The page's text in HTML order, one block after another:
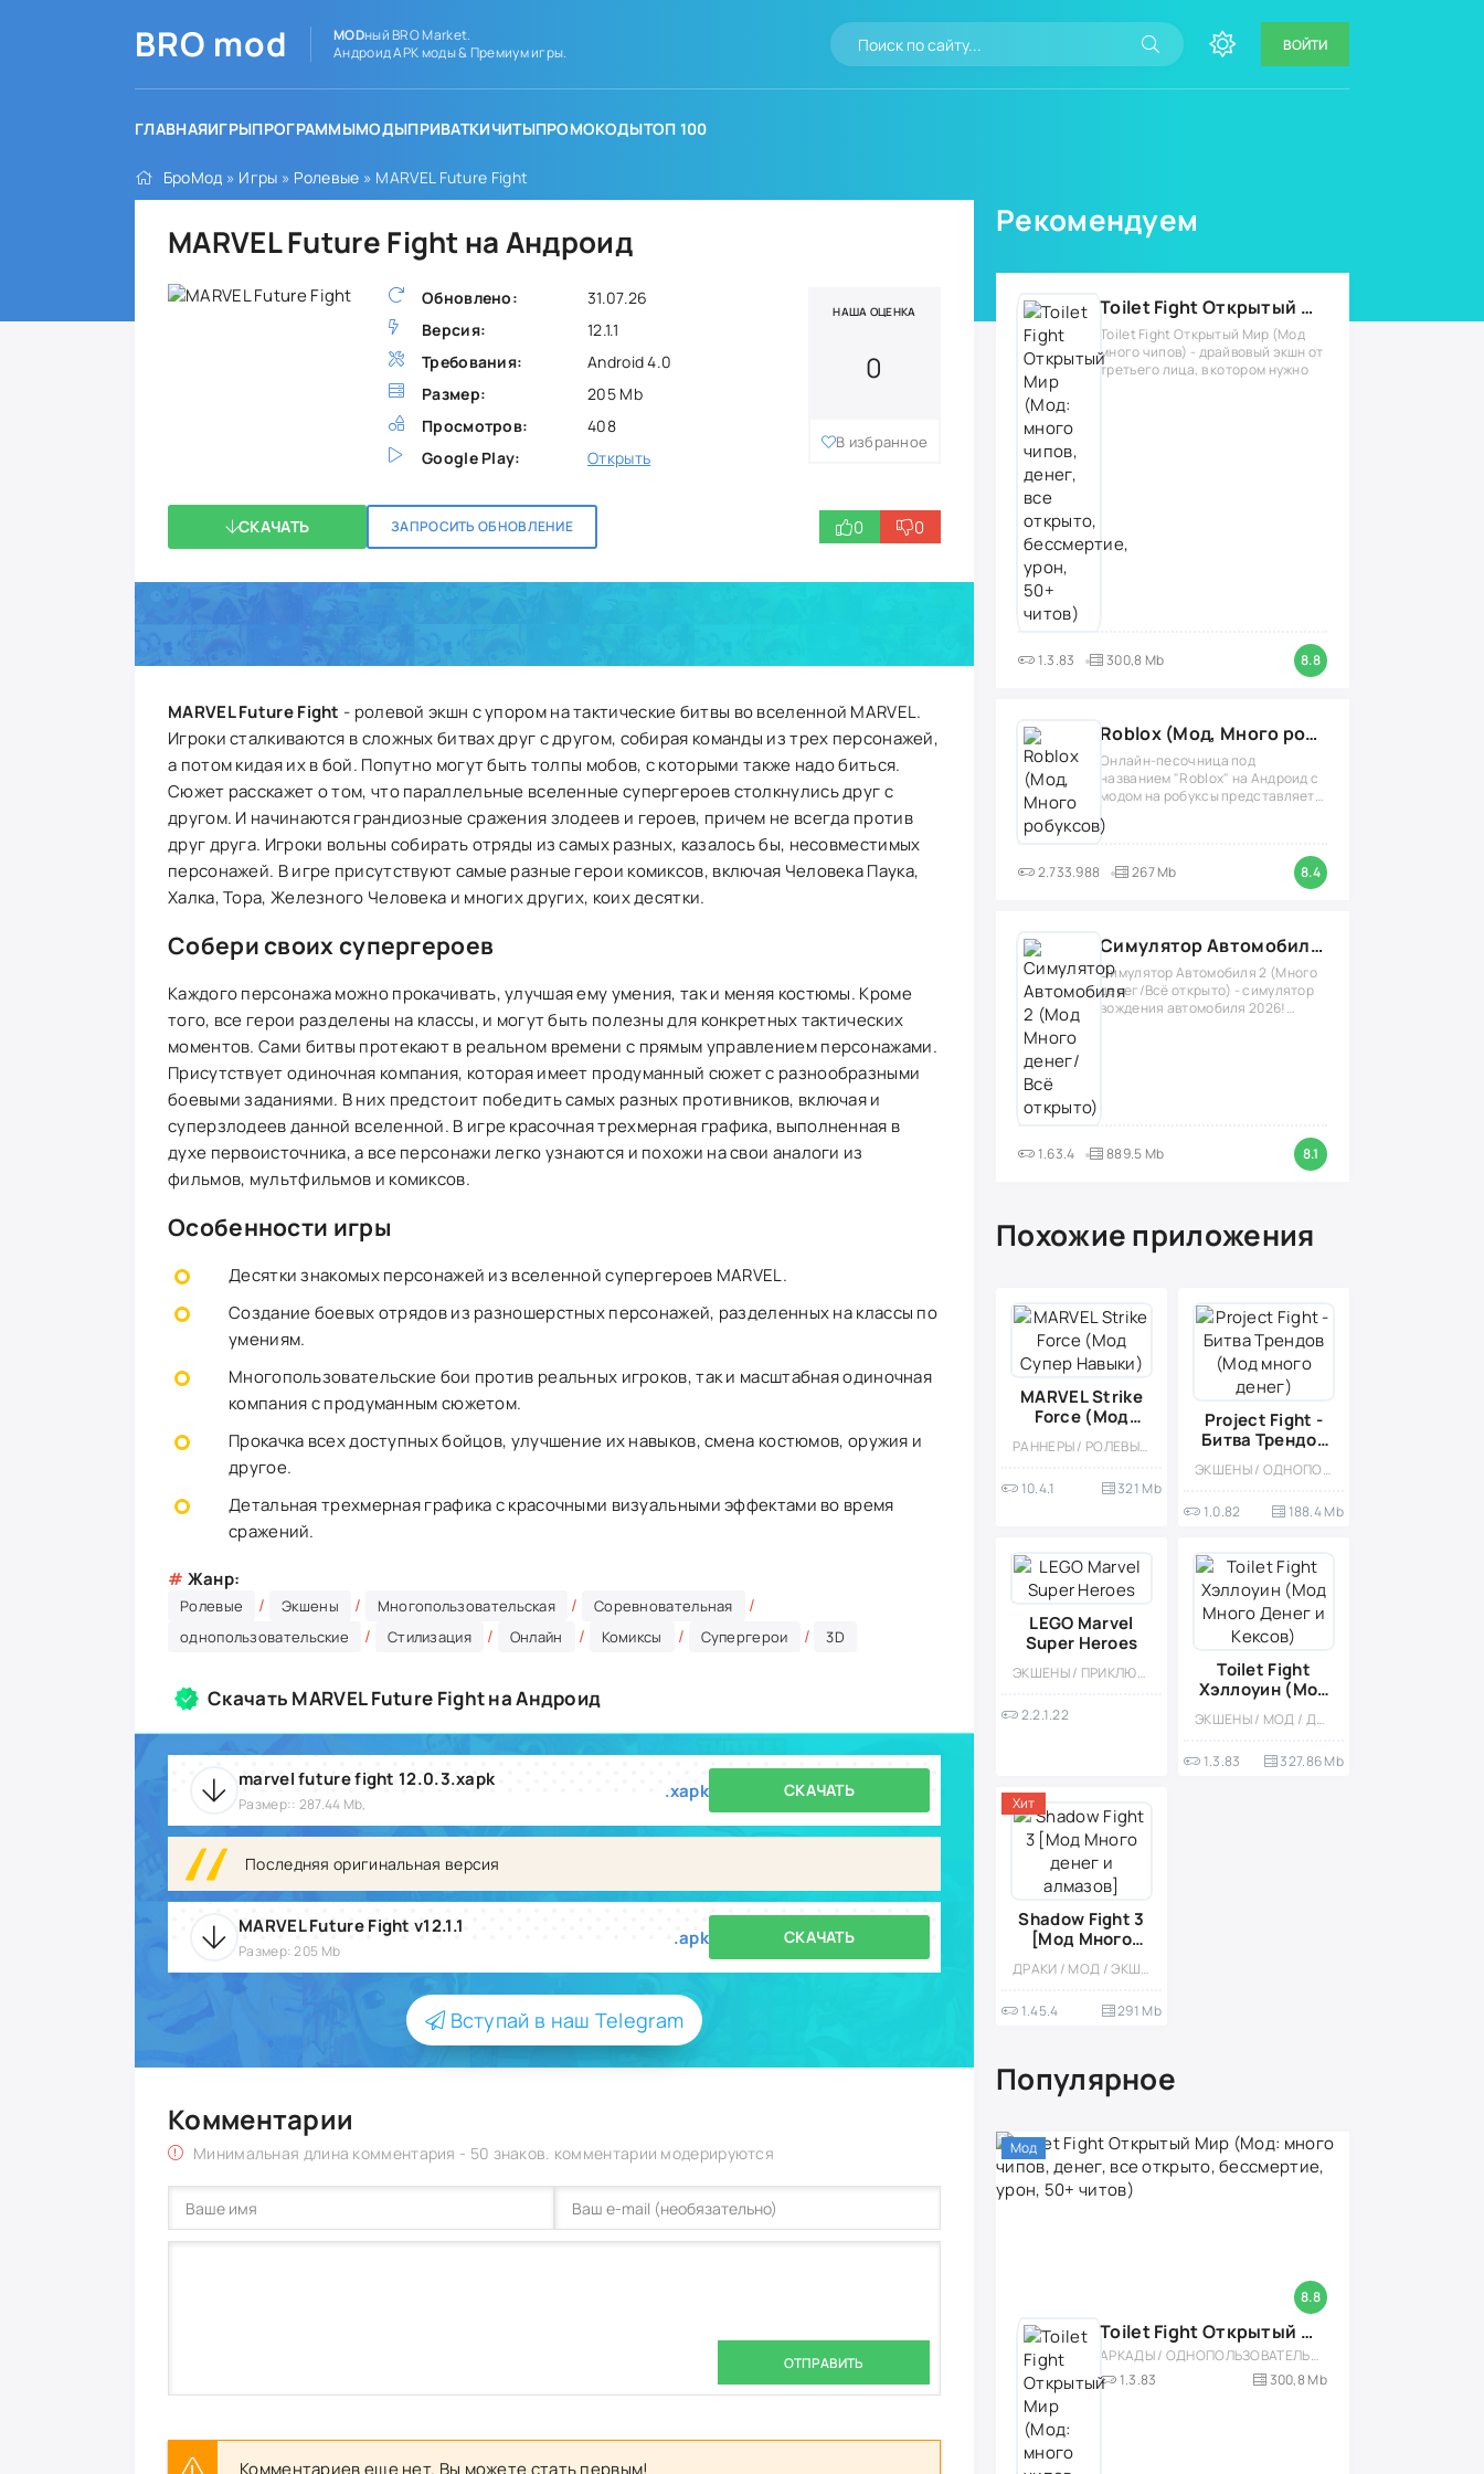
BRO mod MODный BRO Market.
Андроид APK моды & Премиум игры.
ВОЙТИ
ГЛАВНАЯИГРЫПРОГРАММЫМОДЫПРИВАТКИЧИТЫПРОМОКОДЫТОП 100
БроМод » Игры » Ролевые » MARVEL Future Fight
MARVEL Future Fight на Андроид
Обновлено:
31.07.26
Версия:
12.1.1
Требования:
Android 4.0
Размер:
205 Mb
Просмотров:
408
Google Play:
Открыть
НАША ОЦЕНКА
0
В избранное
СКАЧАТЬ ЗАПРОСИТЬ ОБНОВЛЕНИЕ 0 0
MARVEL Future Fight - ролевой экшн с упором на тактические битвы во вселенной MARVEL.
Игроки сталкиваются в сложных битвах друг с другом, собирая команды из трех персонажей,
а потом кидая их в бой. Попутно могут быть толпы мобов, с которыми также надо биться.
Сюжет расскажет о том, что параллельные вселенные супергероев столкнулись друг с
другом. И начинаются грандиозные сражения злодеев и героев, причем не всегда против
друг друга. Игроки вольны собирать отряды из самых разных, казалось бы, несовместимых
персонажей. В игре присутствуют самые разные герои комиксов, включая Человека Паука,
Халка, Тора, Железного Человека и многих других, коих десятки.
Собери своих супергероев
Каждого персонажа можно прокачивать, улучшая ему умения, так и меняя костюмы. Кроме
того, все герои разделены на классы, и могут быть полезны для конкретных тактических
моментов. Сами битвы протекают в реальном времени с прямым управлением персонажами.
Присутствует одиночная компания, которая имеет продуманный сюжет с разнообразными
боевыми заданиями. В них предстоит победить самых разных противников, включая и
суперзлодеев данной вселенной. В игре красочная трехмерная графика, выполненная в
духе первоисточника, а все персонажи легко узнаются и похожи на свои аналоги из
фильмов, мультфильмов и комиксов.
Особенности игры
Десятки знакомых персонажей из вселенной супергероев MARVEL.
Создание боевых отрядов из разношерстных персонажей, разделенных на классы по
умениям.
Многопользовательские бои против реальных игроков, так и масштабная одиночная
компания с продуманным сюжетом.
Прокачка всех доступных бойцов, улучшение их навыков, смена костюмов, оружия и
другое.
Детальная трехмерная графика с красочными визуальными эффектами во время
сражений.
# Жанр:
Ролевые / Экшены / Многопользовательская / Соревновательная /
однопользовательские / Стилизация / Онлайн / Комиксы / Супергерои / 3D
Скачать MARVEL Future Fight на Андроид
marvel future fight 12.0.3.xapk
Размер:: 287.44 Mb,
.xapk СКАЧАТЬ
Последняя оригинальная версия
MARVEL Future Fight v12.1.1
Размер: 205 Mb
.apk СКАЧАТЬ
Вступай в наш Telegram
Комментарии
Минимальная длина комментария - 50 знаков. комментарии модерируются
ОТПРАВИТЬ
Комментариев еще нет. Вы можете стать первым!
Рекомендуем
Toilet Fight Открытый Мир (Мод: много чипов, денег, все открыто, бессмертие, урон, 50+ читов)
Toilet Fight Открытый Мир (Мод
много чипов) - драйвовый экшн от
третьего лица, в котором нужно
1.3.83 300,8 Mb 8.8
Roblox (Мод, Много робуксов)
Онлайн-песочница под
названием "Roblox" на Андроид с
модом на робуксы представляет
собой
2.733.988 267 Mb 8.4
Симулятор Автомобиля 2 (Мод Много денег/Всё открыто)
Симулятор Автомобиля 2 (Много
денег/Всё открыто) - симулятор
вождения автомобиля 2026!
1.63.4 889.5 Mb 8.1
Похожие приложения
MARVEL Strike
Force (Мод
Супер Навыки)РАННЕРЫ / РОЛЕВЫЕ / ПОШАГОВЫЕ / ОДНОПОЛЬЗОВАТЕЛЬСКИЕ / СТИЛИЗАЦИЯ / МОД / КОМИКСЫ / СУПЕРГЕРОИ / ТАКТИЧЕСКИЕ
10.4.1 321 Mb
Project Fight -
Битва Трендов
(Мод много
денег)
ЭКШЕНЫ / ОДНОПОЛЬЗОВАТЕЛЬСКИЕ / АРКАДЫ / КАЗУАЛЬНЫЕ / 3D / ВСТРОЕННЫЙ КЕШ / МОД
1.0.82 188.4 Mb
LEGO Marvel
Super Heroes
ЭКШЕНЫ / ПРИКЛЮЧЕНИЕ / ПЛАТНАЯ / КАЗУАЛЬНЫЕ / ОДНОПОЛЬЗОВАТЕЛЬСКИЕ / СТИЛИЗАЦИЯ / ОФЛАЙН / БОЛЬШАЯ / СУПЕРГЕРОИ / КОМИКСЫ / МОД / АРКАДЫ / ПЛАТФОРМЕРЫ / ГОЛОВОЛОМКИ
2.2.1.22
Toilet Fight
Хэллоуин (Мод
Много Денег и
Кексов)
ЭКШЕНЫ / МОД / ДРАКИ / КАЗУАЛЬНЫЕ / ОДНОПОЛЬЗОВАТЕЛЬСКИЕ / СТИЛИЗАЦИЯ / ОФЛАЙН / ДЛЯ ДЕТЕЙ / ВЕСЁЛАЯ / ВСТРОЕННЫЙ КЕШ / ТУАЛЕТНЫЕ ВОЙНЫ
1.3.83 327.86 Mb
Shadow Fight 3
[Мод Много
денег и
алмазов]
ДРАКИ / МОД / ЭКШЕНЫ / КАЗУАЛЬНЫЕ / ОДНОПОЛЬЗОВАТЕЛЬСКИЕ / СТИЛИЗАЦИЯ / ВИД СБОКУ / ОФЛАЙН / БОССЫ / ВСТРОЕННЫЙ КЕШ / ФЭНТЕЗИ
1.45.4 291 Mb
Хит
Популярное
8.8
Мод
Toilet Fight Открытый Мир (Мод: много чипов, денег, все открыто, бессмертие, урон, 50+ читов)
АРКАДЫ / ОДНОПОЛЬЗОВАТЕЛЬСКИЕ / ОФЛАЙН / МОД / РОЛЕВЫЕ / ШУТЕРЫ / ОТКРЫТЫЙ МИР / ВСТРОЕННЫЙ КЕШ / 3D / ЭКШЕНЫ / ТУАЛЕТНЫЕ ВОЙНЫ / ДЛЯ ДЕТЕЙ
1.3.83
300,8 Mb